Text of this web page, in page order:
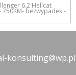
6.2 Hellcat
bezwypadek -
konsulting@wp.pl